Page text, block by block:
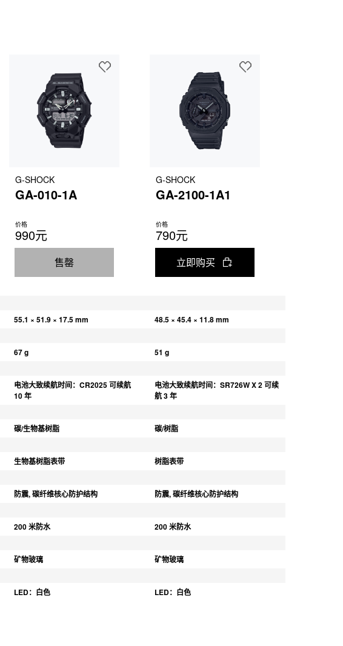
G-SHOCK
GA-010-1A
价格
990元
售罄
G-SHOCK
GA-2100-1A1
价格
790元
立即购买
55.1 × 51.9 × 17.5 mm 48.5 × 45.4 × 11.8 mm
67 g 51 g
电池大致续航时间：CR2025 可续航
10 年
电池大致续航时间：SR726W X 2 可续
航 3 年
碳/生物基树脂 碳/树脂
生物基树脂表带 树脂表带
防震, 碳纤维核心防护结构 防震, 碳纤维核心防护结构
200 米防水 200 米防水
矿物玻璃 矿物玻璃
LED：白色 LED：白色